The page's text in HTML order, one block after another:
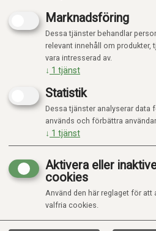
Marknadsföring
Dessa tjänster behandlar
relevant innehåll om produkter,
vara intresserad av.
↓ 1 tjänst
Statistik
Dessa tjänster analyserar data
används och förbättra
↓ 1 tjänst
Aktivera eller
cookies
Använd den här reglaget för att
valfria cookies.